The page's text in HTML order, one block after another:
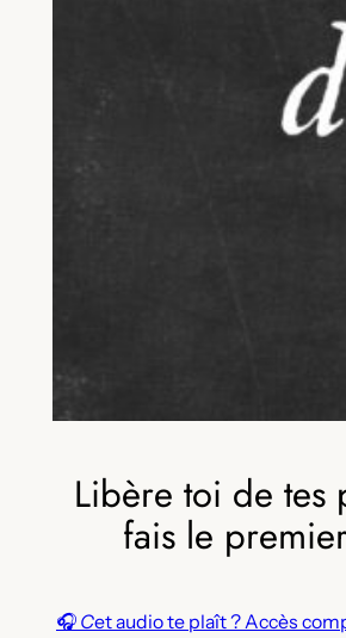
Libère toi de tes
fais le
🎧 Cet audio te plaît ? Accès